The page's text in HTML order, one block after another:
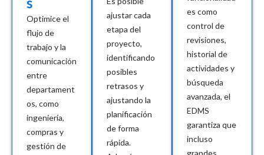
Optimice el
flujo de
trabajo y la
comunicación
entre
departament
os, como
ingeniería,
compras y
gestión de
ajustar cada
etapa del
proyecto,
identificando
posibles
retrasos y
ajustando la
planificación
de forma
rápida.
es como
control de
revisiones,
historial de
actividades y
búsqueda
avanzada, el
EDMS
garantiza que
incluso